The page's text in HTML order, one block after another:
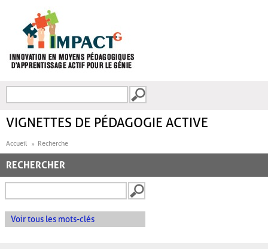
FORMULAIRE DE
VIGNETTES DE PÉDAGOGIE ACTIVE
Accueil Recherche
RECHERCHER
Voir tous les mots-clés